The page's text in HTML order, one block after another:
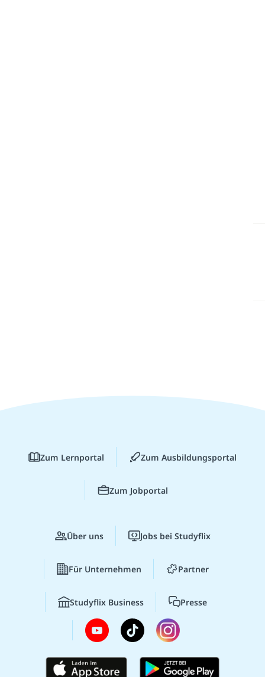
Zum Lernportal Zum Ausbildungsportal
Zum Jobportal
Über uns Jobs bei Studyflix
Für Unternehmen Partner
Studyflix Business Presse